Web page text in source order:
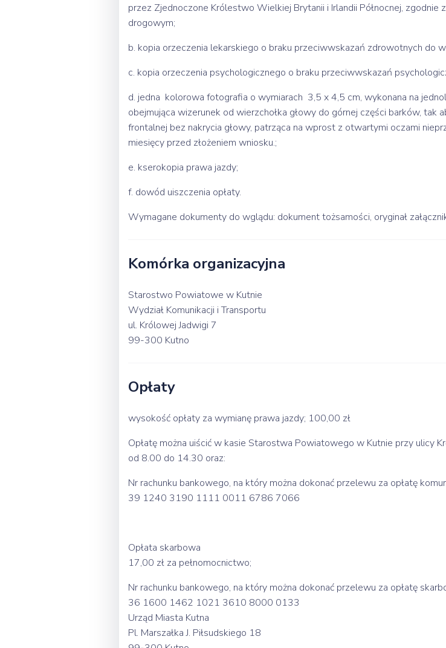
przez Zjednoczone Królestwo Wielkiej Brytanii i Irlandii Północnej,
drogowym;
b. kopia orzeczenia lekarskiego o braku przeciwwskazań zdrowotnych do
c. kopia orzeczenia psychologicznego o braku przeciwwskazań
d. jedna kolorowa fotografia o wymiarach 3,5 x 4,5 cm, wykonana na
obejmująca wizerunek od wierzchołka głowy do górnej części barków,
frontalnej bez nakrycia głowy, patrząca na wprost z otwartymi oczami
miesięcy przed złożeniem wniosku.;
e. kserokopia prawa jazdy;
f. dowód uiszczenia opłaty.
Wymagane dokumenty do wglądu: dokument tożsamości, oryginał
Komórka organizacyjna
Starostwo Powiatowe w Kutnie
Wydział Komunikacji i Transportu
ul. Królowej Jadwigi 7
99-300 Kutno
Opłaty
wysokość opłaty za wymianę prawa jazdy; 100,00 zł
Opłatę można uiścić w kasie Starostwa Powiatowego w Kutnie przy ulicy
od 8.00 do 14.30 oraz:
Nr rachunku bankowego, na który można dokonać przelewu za opłatę
39 1240 3190 1111 0011 6786 7066
Opłata skarbowa
17,00 zł za pełnomocnictwo;
Nr rachunku bankowego, na który można dokonać przelewu za opłatę
36 1600 1462 1021 3610 8000 0133
Urząd Miasta Kutna
Pl. Marszałka J. Piłsudskiego 18